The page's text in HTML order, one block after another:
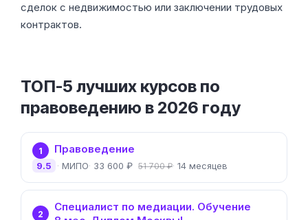
сделок с недвижимостью или заключении трудовых
контрактов.
ТОП-5 лучших курсов по
правоведению в 2026 году
1 Правоведение
МИПО 33 600 ₽ 51 700 ₽ 14 месяцев
9.5
2
Специалист по медиации. Обучение